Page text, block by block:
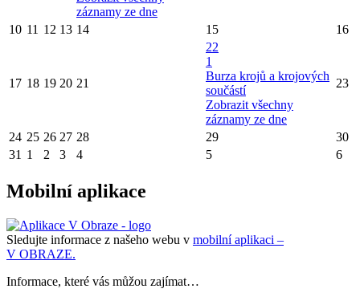
záznamy ze dne
10 11 12 13 14 15 16
17 18 19 20 21
22
1
Burza krojů a krojových
součástí
Zobrazit všechny
záznamy ze dne
23
24 25 26 27 28 29
30
31 1 2 3 4 5 6
Mobilní aplikace
Sledujte informace z našeho webu v mobilní aplikaci –
V OBRAZE.
Informace, které vás můžou zajímat…